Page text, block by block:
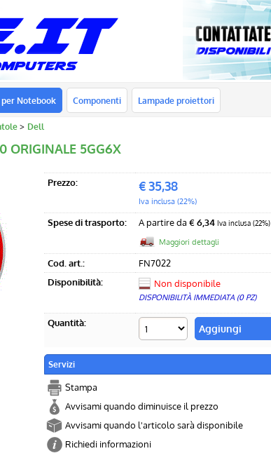
per Notebook Componenti Lampade proiettori
Dell
ORIGINALE 5GG6X
Prezzo: €35,38
Iva inclusa (22%)
Spese di trasporto: A partire da € 6,34 Iva inclusa (22%)
Maggiori dettagli
Cod. art.:
FN7022
Disponibilità:
Non disponibile
DISPONIBILITÀ IMMEDIATA (0 PZ)
Quantità:
Servizi
Stampa
Avvisami quando diminuisce il prezzo
Avvisami quando l'articolo sarà disponibile
Richiedi informazioni